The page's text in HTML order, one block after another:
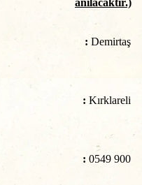
anılacaktır.)
: Demirtaş
: Kırklareli
: 0549 900